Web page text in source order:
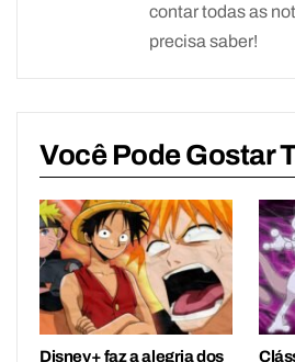
contar todas as
precisa saber!
Você Pode Gostar
Disney+ faz a alegria dos